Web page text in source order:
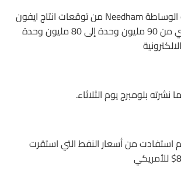
وقد خفضت شركة الوساطة Needham من توقعات انتاج ايفون
13 خلال الربع الجاري من 90 مليون وحدة إلى 80 مليون وحدة
بلومبرج يوم الثلاثاء.
استفادت من أسعار النفط التي استقرت